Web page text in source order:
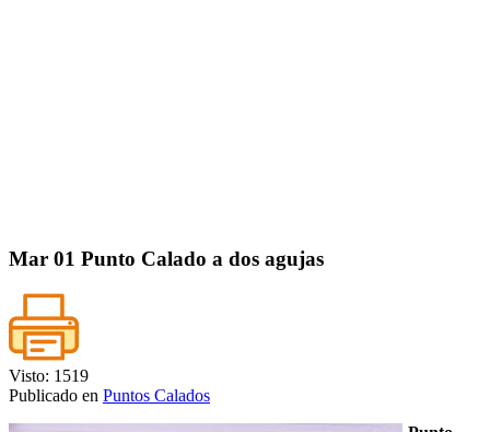
Mar 01 Punto Calado a dos agujas
Visto: 1519
Publicado en Puntos Calados